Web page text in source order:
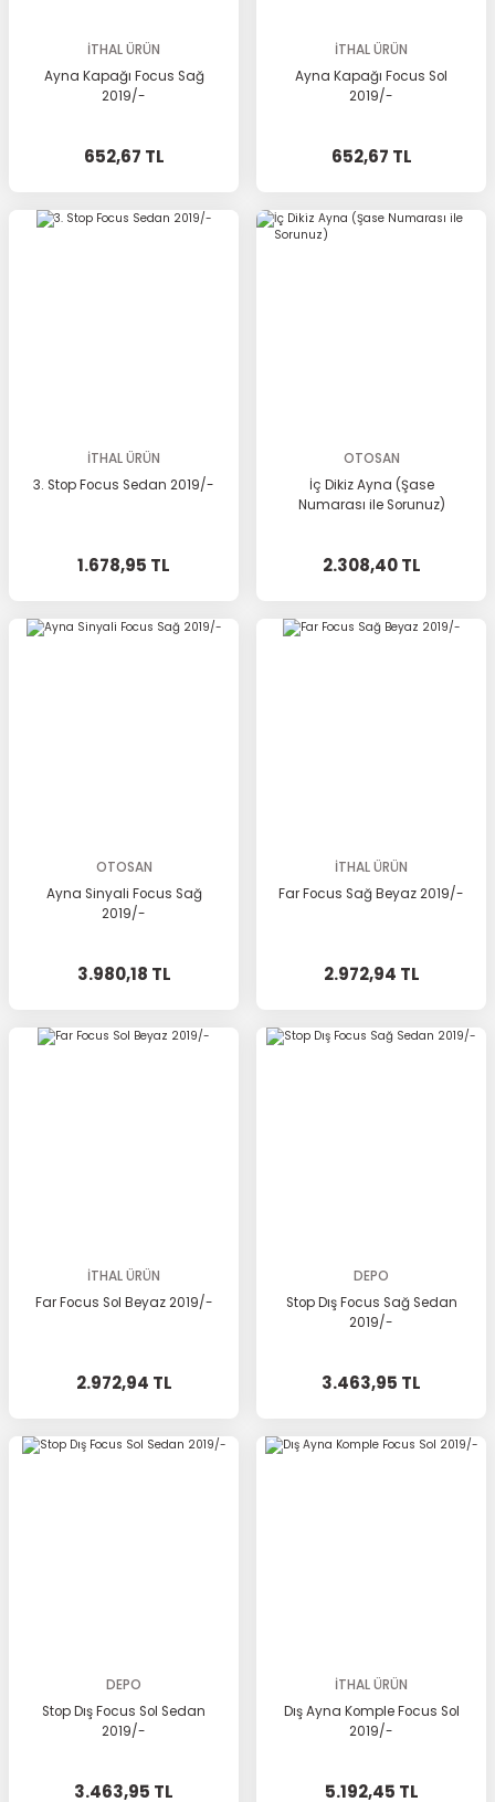
İTHAL ÜRÜN
Ayna Kapağı Focus Sağ
2019/-
652,67 TL
İTHAL ÜRÜN
Ayna Kapağı Focus Sol
2019/-
652,67 TL
İTHAL ÜRÜN
3. Stop Focus Sedan 2019/-
1.678,95 TL
OTOSAN
İç Dikiz Ayna (Şase
Numarası ile Sorunuz)
2.308,40 TL
OTOSAN
Ayna Sinyali Focus Sağ
2019/-
3.980,18 TL
İTHAL ÜRÜN
Far Focus Sağ Beyaz 2019/-
2.972,94 TL
İTHAL ÜRÜN
Far Focus Sol Beyaz 2019/-
2.972,94 TL
DEPO
Stop Dış Focus Sağ Sedan
2019/-
3.463,95 TL
DEPO
Stop Dış Focus Sol Sedan
2019/-
3.463,95 TL
İTHAL ÜRÜN
Dış Ayna Komple Focus Sol
2019/-
5.192,45 TL